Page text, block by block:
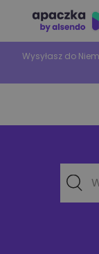
Wysyłasz do